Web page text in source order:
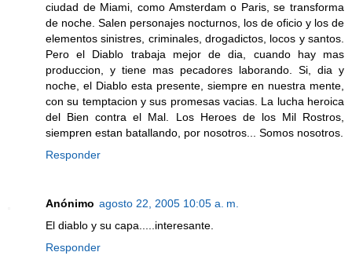
ciudad de Miami, como Amsterdam o Paris, se transforma
de noche. Salen personajes nocturnos, los de oficio y los de
elementos sinistres, criminales, drogadictos, locos y santos.
Pero el Diablo trabaja mejor de dia, cuando hay mas
produccion, y tiene mas pecadores laborando. Si, dia y
noche, el Diablo esta presente, siempre en nuestra mente,
con su temptacion y sus promesas vacias. La lucha heroica
del Bien contra el Mal. Los Heroes de los Mil Rostros,
siempren estan batallando, por nosotros... Somos nosotros.
Responder
Anónimo agosto 22, 2005 10:05 a. m.
El diablo y su capa.....interesante.
Responder